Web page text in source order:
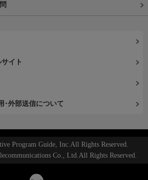
イト
･外部送信について
Program Guide, Inc.All Rights Reserved.
Co., Ltd.All Rights Reserved.